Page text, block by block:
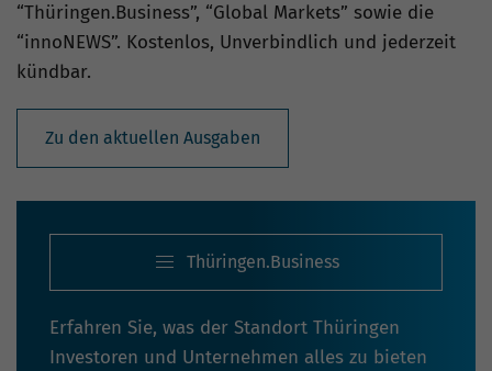
“Thüringen.Business”, “Global Markets” sowie die
“innoNEWS”. Kostenlos, Unverbindlich und jederzeit
kündbar.
Zu den aktuellen Ausgaben
Thüringen.Business
Erfahren Sie, was der Standort Thüringen
Investoren und Unternehmen alles zu bieten